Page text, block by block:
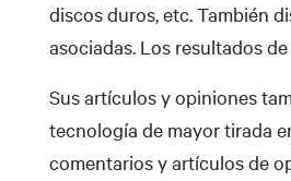
discos duros, etc. También
asociadas. Los resultados
Sus artículos y opiniones
tecnología de mayor tirada
comentarios y artículos de